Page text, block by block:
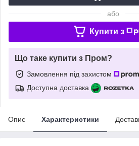
або
Купити з
Що таке купити з Пром?
Замовлення під захистом
Доступна доставка
Опис Характеристики